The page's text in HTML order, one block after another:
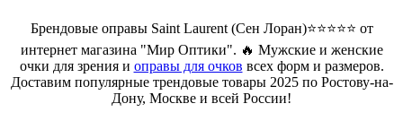
Брендовые оправы Saint Laurent (Сен Лоран)⭐⭐⭐⭐⭐ от
интернет магазина "Мир Оптики". 🔥 Мужские и женские
очки для зрения и оправы для очков всех форм и размеров.
Доставим популярные трендовые товары 2025 по Ростову-на-
Дону, Москве и всей России!